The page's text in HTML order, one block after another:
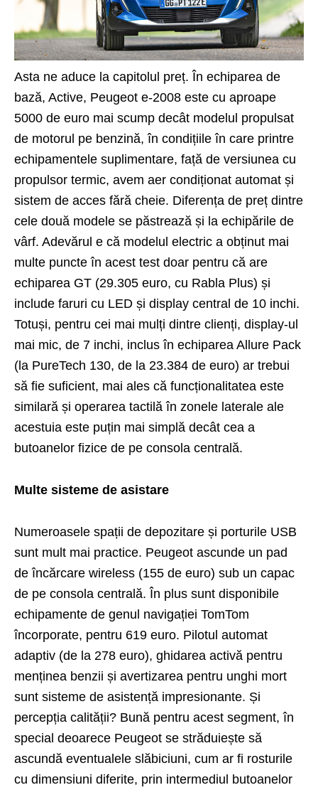
Asta ne aduce la capitolul preț. În echiparea de
bază, Active, Peugeot e-2008 este cu aproape
5000 de euro mai scump decât modelul propulsat
de motorul pe benzină, în condițiile în care printre
echipamentele suplimentare, față de versiunea cu
propulsor termic, avem aer condiționat automat și
sistem de acces fără cheie. Diferența de preț dintre
cele două modele se păstrează și la echipările de
vârf. Adevărul e că modelul electric a obținut mai
multe puncte în acest test doar pentru că are
echiparea GT (29.305 euro, cu Rabla Plus) și
include faruri cu LED și display central de 10 inchi.
Totuși, pentru cei mai mulți dintre clienți, display-ul
mai mic, de 7 inchi, inclus în echiparea Allure Pack
(la PureTech 130, de la 23.384 de euro) ar trebui
să fie suficient, mai ales că funcționalitatea este
similară și operarea tactilă în zonele laterale ale
acestuia este puțin mai simplă decât cea a
butoanelor fizice de pe consola centrală.
Multe sisteme de asistare
Numeroasele spații de depozitare și porturile USB
sunt mult mai practice. Peugeot ascunde un pad
de încărcare wireless (155 de euro) sub un capac
de pe consola centrală. În plus sunt disponibile
echipamente de genul navigației TomTom
încorporate, pentru 619 euro. Pilotul automat
adaptiv (de la 278 euro), ghidarea activă pentru
menținea benzii și avertizarea pentru unghi mort
sunt sisteme de asistență impresionante. Și
percepția calității? Bună pentru acest segment, în
special deoarece Peugeot se străduiește să
ascundă eventualele slăbiciuni, cum ar fi rosturile
cu dimensiuni diferite, prin intermediul butoanelor